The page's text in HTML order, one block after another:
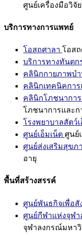
ศูนย์เครื่องมือวิจั
บริการทางการแพทย์
โอสถศาลา โอส
บริการทางทันตก
คลินิกกายภาพบ
คลินิกเทคนิคกา
คลินิกโภชนากา
โภชนาการและ
โรงพยาบาลสัตว์
ศูนย์เอ็มเน็ต ศูนย์
ศูนย์ส่งเสริมสุขภ
อายุ
พื้นที่สร้างสรรค์
ศูนย์พันธกิจเพื่อสั
ศูนย์กีฬาแห่งจุฬ
จุฬาลงกรณ์มหา